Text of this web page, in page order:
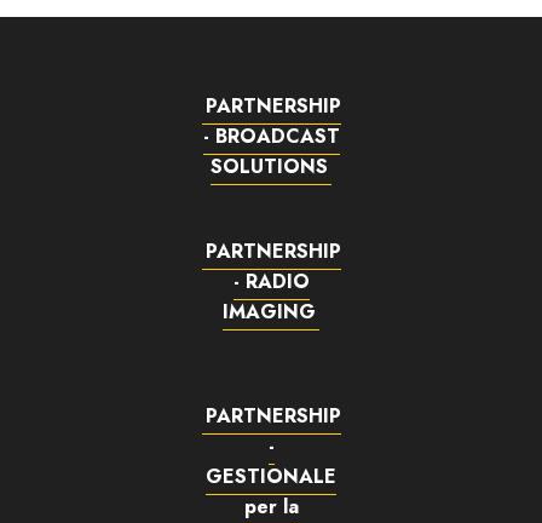
PARTNERSHIP
- BROADCAST
SOLUTIONS
PARTNERSHIP
- RADIO
IMAGING
PARTNERSHIP
-
GESTIONALE
per la